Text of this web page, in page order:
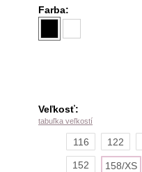
Farba:
Veľkosť:
tabuľka veľkostí
116 122
152 158/XS